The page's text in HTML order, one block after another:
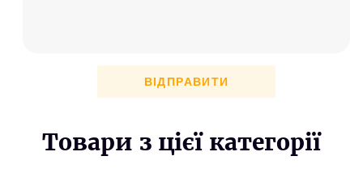
ВІДПРАВИТИ
Товари з цієї категорії